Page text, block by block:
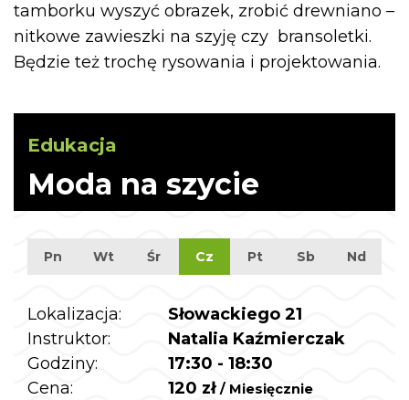
tamborku wyszyć obrazek, zrobić drewniano –
nitkowe zawieszki na szyję czy bransoletki.
Będzie też trochę rysowania i projektowania.
Edukacja
Moda na szycie
Pn Wt Śr Cz Pt Sb Nd
Lokalizacja:
Słowackiego 21
Instruktor:
Natalia Kaźmierczak
Godziny:
17:30 - 18:30
Cena:
120 zł/ Miesięcznie